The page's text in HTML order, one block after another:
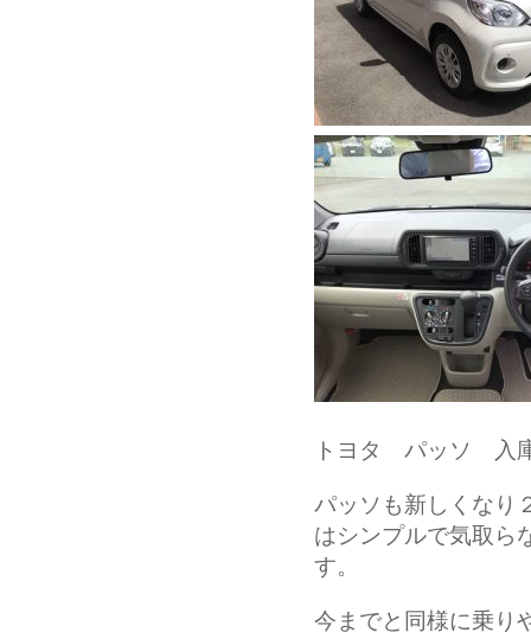
トヨタ パッソ 入
パッソも新しくなり
はシンプルで気取ら
す。
今までと同様に乗り